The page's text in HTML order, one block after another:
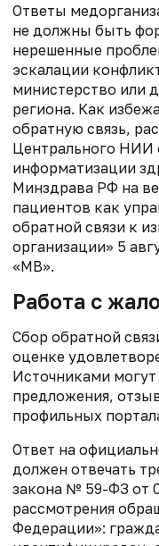
Ответы
не должны быть
нерешенные
эскалации
министерство или
региона. Как
обратную связь,
Центрального НИИ
информатизации
Минздрава РФ на
пациентов как
обратной связи к
организации» 5
«МВ».
Работа с
Сбор обратной
оценке
Источниками
предложения,
профильных
Ответ на
должен отвечать
закона № 59-ФЗ от
рассмотрения
Федерации»: